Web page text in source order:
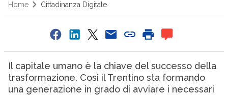
Home Cittadinanza Digitale
Il capitale umano è la chiave del successo della
trasformazione. Così il Trentino sta formando
una generazione in grado di avviare i necessari